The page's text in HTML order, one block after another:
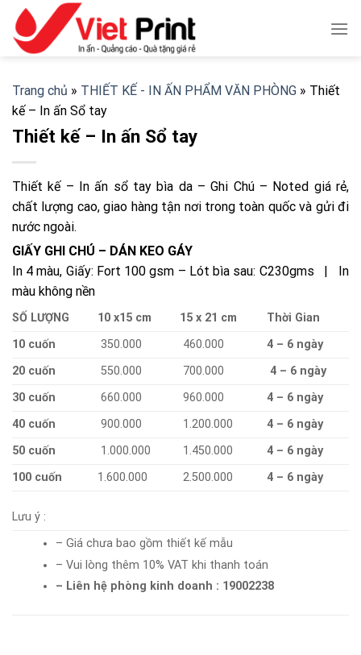
Skip
content
Trang chủ » THIẾT KẾ - IN ẤN PHẨM VĂN PHÒNG » Thiết
kế – In ấn Sổ tay
Thiết kế – In ấn Sổ tay
Thiết kế – In ấn sổ tay bìa da – Ghi Chú – Noted giá rẻ,
chất lượng cao, giao hàng tận nơi trong toàn quốc và gửi đi
nước ngoài.
GIẤY GHI CHÚ – DÁN KEO GÁY
In 4 màu, Giấy: Fort 100 gsm – Lót bìa sau: C230gms | In
màu không nền
SỐ LƯỢNG 10 x15 cm 15 x 21 cm
Thời Gian
10 cuốn
350.000 460.000
4 – 6 ngày
20 cuốn
550.000 700.000
4 – 6 ngày
30 cuốn
660.000 960.000
4 – 6 ngày
40 cuốn
900.000 1.200.000
4 – 6 ngày
50 cuốn
1.000.000 1.450.000
4 – 6 ngày
100 cuốn
1.600.000 2.500.000 4 – 6 ngày
Lưu ý :
– Giá chưa bao gồm thiết kế mẫu
– Vui lòng thêm 10% VAT khi thanh toán
– Liên hệ phòng kinh doanh : 19002238